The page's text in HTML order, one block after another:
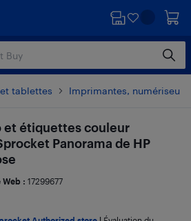
tablettes Imprimantes,
et étiquettes couleur
Panorama de HP
Web : 17299677